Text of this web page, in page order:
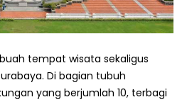
tempat wisata sekaligus
Di bagian tubuh
yang berjumlah 10, terbagi